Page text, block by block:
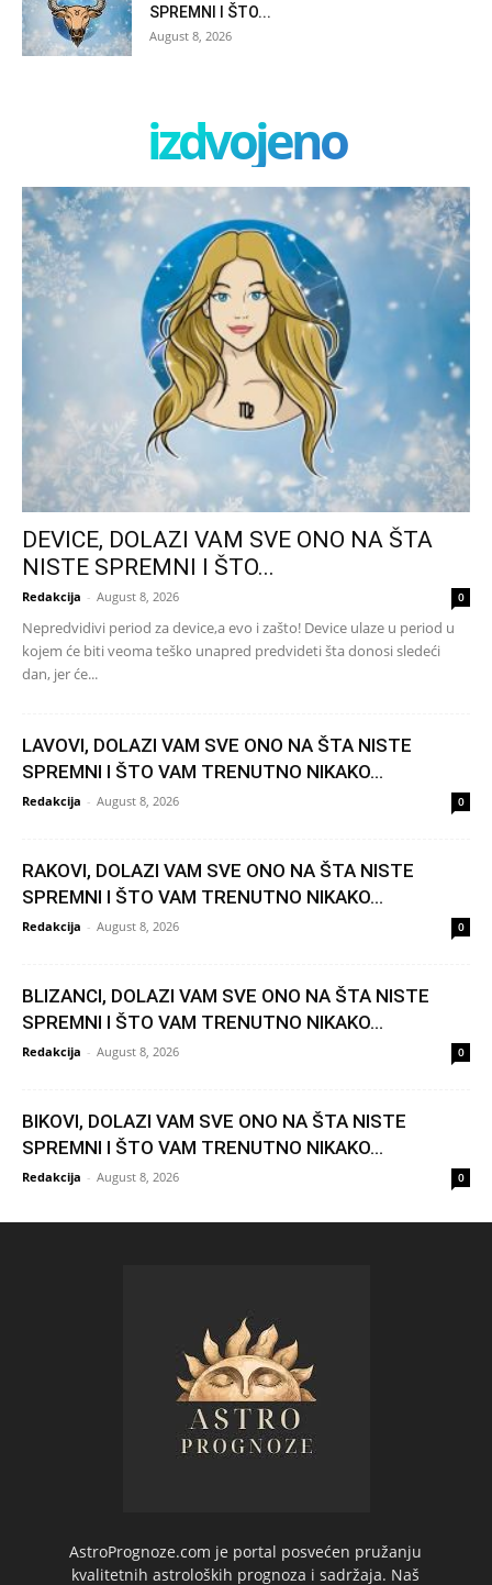
SPREMNI I ŠTO...
August 8, 2026
izdvojeno
DEVICE, DOLAZI VAM SVE ONO NA ŠTA
NISTE SPREMNI I ŠTO...
Redakcija - August 8, 2026 0
Nepredvidivi period za device,a evo i zašto! Device ulaze u period u
kojem će biti veoma teško unapred predvideti šta donosi sledeći
dan, jer će...
LAVOVI, DOLAZI VAM SVE ONO NA ŠTA NISTE
SPREMNI I ŠTO VAM TRENUTNO NIKAKO...
Redakcija - August 8, 2026 0
RAKOVI, DOLAZI VAM SVE ONO NA ŠTA NISTE
SPREMNI I ŠTO VAM TRENUTNO NIKAKO...
Redakcija - August 8, 2026 0
BLIZANCI, DOLAZI VAM SVE ONO NA ŠTA NISTE
SPREMNI I ŠTO VAM TRENUTNO NIKAKO...
Redakcija - August 8, 2026 0
BIKOVI, DOLAZI VAM SVE ONO NA ŠTA NISTE
SPREMNI I ŠTO VAM TRENUTNO NIKAKO...
Redakcija - August 8, 2026 0
AstroPrognoze.com je portal posvećen pružanju
kvalitetnih astroloških prognoza i sadržaja. Naš